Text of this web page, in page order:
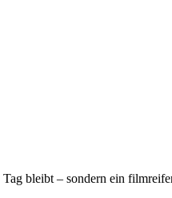
bleibt – sondern ein